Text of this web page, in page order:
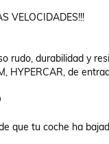
VELOCIDADES!!!
rudo, durabilidad y
HYPERCAR, de
que tu coche ha